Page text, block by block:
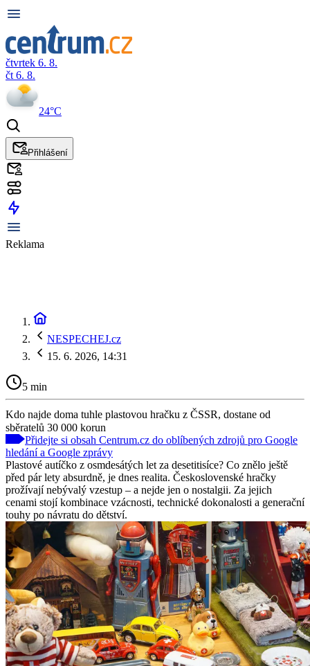
čtvrtek 6. 8.
čt 6. 8.
24°C
Přihlášení
Reklama
NESPECHEJ.cz
15. 6. 2026, 14:31
5 min
Kdo najde doma tuhle plastovou hračku z ČSSR, dostane od
sběratelů 30 000 korun
Přidejte si obsah Centrum.cz do oblíbených zdrojů pro Google
hledání a Google zprávy
Plastové autíčko z osmdesátých let za desetitisíce? Co znělo ještě
před pár lety absurdně, je dnes realita. Československé hračky
prožívají nebývalý vzestup – a nejde jen o nostalgii. Za jejich
cenami stojí kombinace vzácnosti, technické dokonalosti a generační
touhy po návratu do dětství.